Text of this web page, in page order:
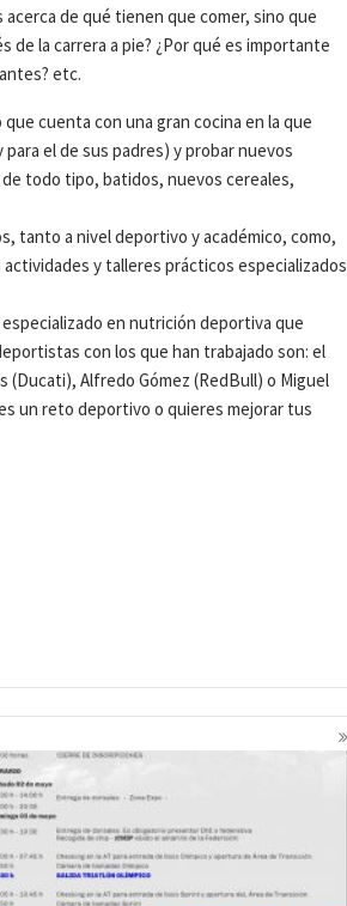
de qué tienen que comer, sino que
de la carrera a pie? ¿Por qué es importante
etc.
cuenta con una gran cocina en la que
el de sus padres) y probar nuevos
de todo tipo, batidos, nuevos cereales,
tanto a nivel deportivo y académico, como,
y talleres prácticos especializados
en nutrición deportiva que
con los que han trabajado son: el
Alfredo Gómez (RedBull) o Miguel
un reto deportivo o quieres mejorar tus